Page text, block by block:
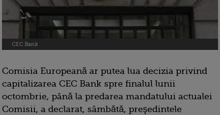
CEC Bank
Comisia Europeană ar putea lua decizia privind
capitalizarea CEC Bank spre finalul lunii
octombrie, până la predarea mandatului actualei
Comisii, a declarat, sâmbătă, preşedintele